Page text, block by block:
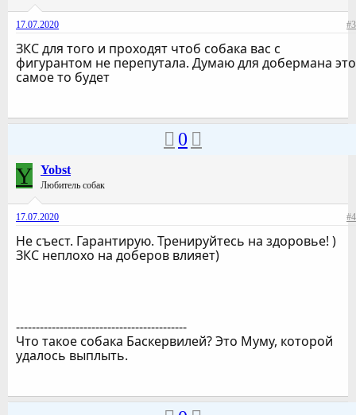
17.07.2020 #3
ЗКС для того и проходят чтоб собака вас с
фигурантом не перепутала. Думаю для добермана это
самое то будет
0
Y Yobst
Любитель собак
17.07.2020 #4
Не съест. Гарантирую. Тренируйтесь на здоровье! )
ЗКС неплохо на доберов влияет)
-------------------------------------------
Что такое собака Баскервилей? Это Муму, которой
удалось выплыть.